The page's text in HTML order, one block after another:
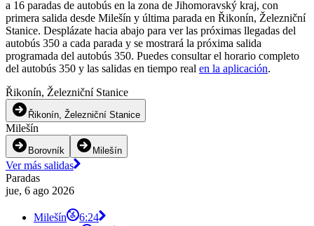
a 16 paradas de autobús en la zona de Jihomoravský kraj, con
primera salida desde Milešín y última parada en Řikonín, Železniční
Stanice. Desplázate hacia abajo para ver las próximas llegadas del
autobús 350 a cada parada y se mostrará la próxima salida
programada del autobús 350. Puedes consultar el horario completo
del autobús 350 y las salidas en tiempo real en la aplicación.
Řikonín, Železniční Stanice
Řikonín, Železniční Stanice
Milešín
Borovník Milešín
Ver más salidas
Paradas
jue, 6 ago 2026
Milešín
6:24